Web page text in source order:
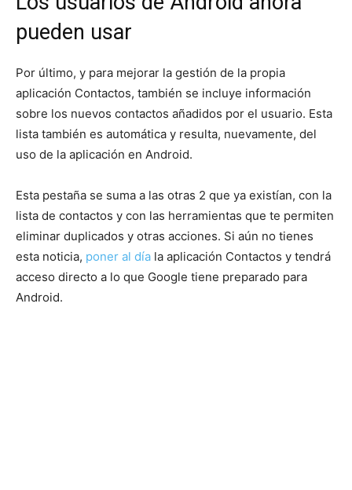
pueden usar
Por último, y para mejorar la gestión de la propia
aplicación Contactos, también se incluye información
sobre los nuevos contactos añadidos por el usuario. Esta
lista también es automática y resulta, nuevamente, del
uso de la aplicación en Android.
Esta pestaña se suma a las otras 2 que ya existían, con la
lista de contactos y con las herramientas que te permiten
eliminar duplicados y otras acciones. Si aún no tienes
esta noticia, poner al día la aplicación Contactos y tendrá
acceso directo a lo que Google tiene preparado para
Android.